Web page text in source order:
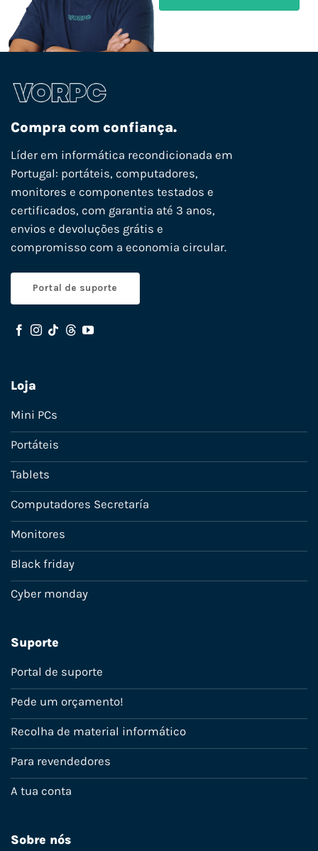
Compra com confiança.
Líder em informática recondicionada em
Portugal: portáteis, computadores,
monitores e componentes testados e
certificados, com garantia até 3 anos,
envios e devoluções grátis e
compromisso com a economia circular.
Portal de suporte
Loja
Mini PCs
Portáteis
Tablets
Computadores Secretaría
Monitores
Black friday
Cyber monday
Suporte
Portal de suporte
Pede um orçamento!
Recolha de material informático
Para revendedores
A tua conta
Sobre nós